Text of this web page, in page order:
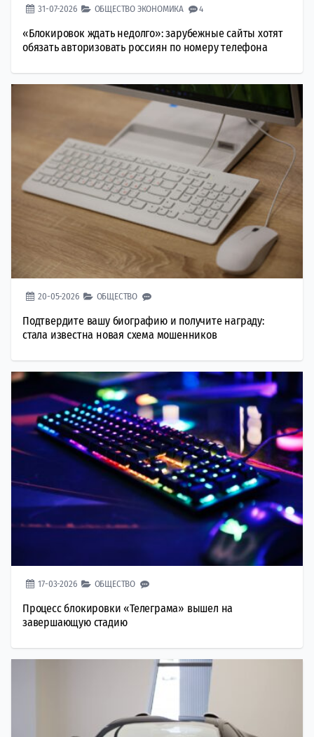
31-07-2026 ОБЩЕСТВО ЭКОНОМИКА 4
«Блокировок ждать недолго»: зарубежные сайты хотят
обязать авторизовать россиян по номеру телефона
20-05-2026 ОБЩЕСТВО
Подтвердите вашу биографию и получите награду:
стала известна новая схема мошенников
17-03-2026 ОБЩЕСТВО
Процесс блокировки «Телеграма» вышел на
завершающую стадию